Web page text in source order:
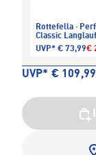
Rottefella ·
Classic
UVP* € 73,99€
UVP* € 109,99